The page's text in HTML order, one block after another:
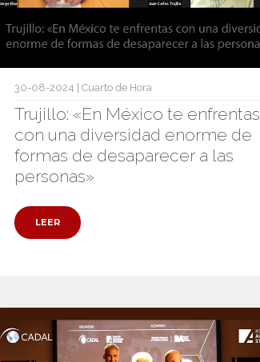
30-08-2024 | Cuarto de Hora
Trujillo: «En México te enfrentas
con una diversidad enorme de
formas de desaparecer a las
personas»
LEER